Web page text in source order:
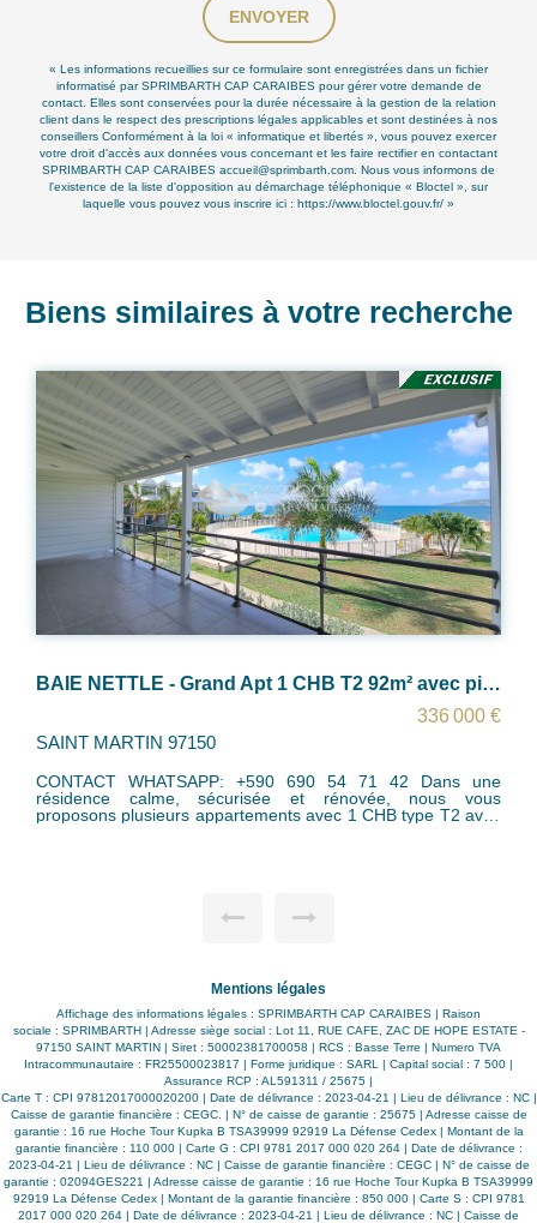
ENVOYER
« Les informations recueillies sur ce formulaire sont enregistrées dans un fichier
informatisé par SPRIMBARTH CAP CARAIBES pour gérer votre demande de
contact. Elles sont conservées pour la durée nécessaire à la gestion de la relation
client dans le respect des prescriptions légales applicables et sont destinées à nos
conseillers Conformément à la loi « informatique et libertés », vous pouvez exercer
votre droit d'accès aux données vous concernant et les faire rectifier en contactant
SPRIMBARTH CAP CARAIBES accueil@sprimbarth.com. Nous vous informons de
l'existence de la liste d'opposition au démarchage téléphonique « Bloctel », sur
laquelle vous pouvez vous inscrire ici : https://www.bloctel.gouv.fr/ »
Biens similaires à votre recherche
BAIE NETTLE - Apt T3 en Duplex
295 000 €
CONTACT WHATSAPP: +590 690 54 71 42 Dans une
résidence calme et sécurisée, nous vous proposons un
cuisine équipée, un escalier menant au niveau - au niveau
300L verticale avec pompe sur la terrasse. Vous bénéficierez
également de places de stationnement sécurisée dans la
résidence. Proche de toutes commodités (commerces,
pharmacie, cabinet médicale et plages etc) Opportunité à
saisir! Surface Carrez : 66m² Charges de copropriété: 1500
euros / an soit 125 euros / mois Cotisation Fonds Travaux:
79 euros / an Taxe Foncière: 1424 euros / an Contact
whatsapp: Bénédicte 0690 54 71 42
Mentions légales
Affichage des informations légales : SPRIMBARTH CAP CARAIBES | Raison
sociale : SPRIMBARTH | Adresse siège social : Lot 11, RUE CAFE, ZAC DE HOPE ESTATE -
97150 SAINT MARTIN | Siret : 50002381700058 | RCS : Basse Terre | Numero TVA
Intracommunautaire : FR25500023817 | Forme juridique : SARL | Capital social : 7 500 |
Assurance RCP : AL591311 / 25675 |
Carte T : CPI 97812017000020200 | Date de délivrance : 2023-04-21 | Lieu de délivrance : NC |
Caisse de garantie financière : CEGC. | N° de caisse de garantie : 25675 | Adresse caisse de
garantie : 16 rue Hoche Tour Kupka B TSA39999 92919 La Défense Cedex | Montant de la
garantie financière : 110 000 | Carte G : CPI 9781 2017 000 020 264 | Date de délivrance :
2023-04-21 | Lieu de délivrance : NC | Caisse de garantie financière : CEGC | N° de caisse de
garantie : 02094GES221 | Adresse caisse de garantie : 16 rue Hoche Tour Kupka B TSA39999
92919 La Défense Cedex | Montant de la garantie financière : 850 000 | Carte S : CPI 9781
2017 000 020 264 | Date de délivrance : 2023-04-21 | Lieu de délivrance : NC | Caisse de